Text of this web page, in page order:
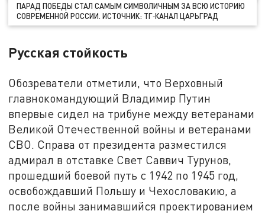
ПАРАД ПОБЕДЫ СТАЛ САМЫМ СИМВОЛИЧНЫМ ЗА ВСЮ ИСТОРИЮ
СОВРЕМЕННОЙ РОССИИ. ИСТОЧНИК: ТГ‑КАНАЛ ЦАРЬГРАД
Русская стойкость
Обозреватели отметили, что Верховный
главнокомандующий Владимир Путин
впервые сидел на трибуне между ветеранами
Великой Отечественной войны и ветеранами
СВО. Справа от президента разместился
адмирал в отставке Свет Саввич Турунов,
прошедший боевой путь с 1942 по 1945 год,
освобождавший Польшу и Чехословакию, а
после войны занимавшийся проектированием